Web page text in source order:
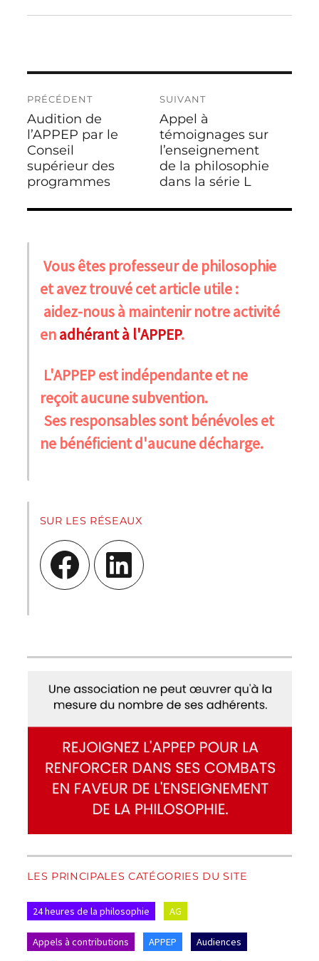
de
l’article
PRÉCÉDENT
Publication
précédente :
Audition de
l’APPEP par le
Conseil
supérieur des
programmes
SUIVANT
Publication
suivante :
Appel à
témoignages sur
l’enseignement
de la philosophie
dans la série L
Vous êtes professeur de philosophie
et avez trouvé cet article utile :
aidez-nous à maintenir notre activité
enadhérant à l'APPEP.
L'APPEP est indépendante et ne
reçoit aucune subvention.
Ses responsables sont bénévoles et
ne bénéficient d'aucune décharge.
SUR LES RÉSEAUX
Facebook LinkedIn
LES PRINCIPALES CATÉGORIES DU SITE
24 heures de la philosophie AG
Appels à contributions APPEP Audiences